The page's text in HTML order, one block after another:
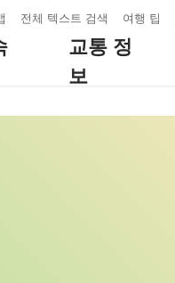
전체 텍스트 검색 여행 팁
교통 정
보